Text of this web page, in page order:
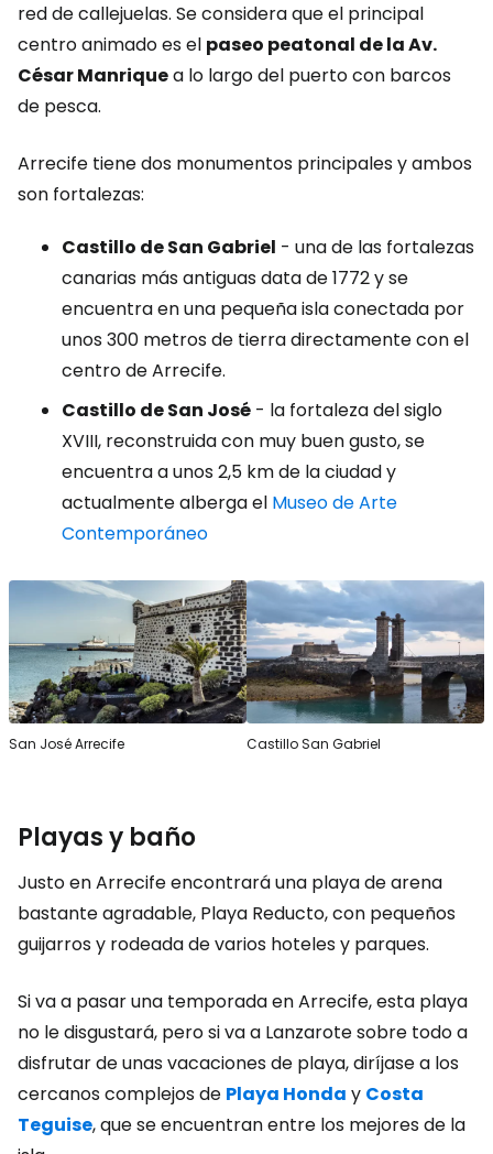
red de callejuelas. Se considera que el principal
centro animado es el paseo peatonal de la Av.
César Manriquea lo largo del puerto con barcos
de pesca.
Arrecife tiene dos monumentos principales y ambos
son fortalezas:
Castillo de San Gabriel - una de las fortalezas
canarias más antiguas data de 1772 y se
encuentra en una pequeña isla conectada por
unos 300 metros de tierra directamente con el
centro de Arrecife.
Castillo de San José - la fortaleza del siglo
XVIII, reconstruida con muy buen gusto, se
encuentra a unos 2,5 km de la ciudad y
actualmente alberga el Museo de Arte
Contemporáneo
San José Arrecife Castillo San Gabriel
Playas y baño
Justo en Arrecife encontrará una playa de arena
bastante agradable, Playa Reducto, con pequeños
guijarros y rodeada de varios hoteles y parques.
Si va a pasar una temporada en Arrecife, esta playa
no le disgustará, pero si va a Lanzarote sobre todo a
disfrutar de unas vacaciones de playa, diríjase a los
cercanos complejos de Playa Honda y Costa
Teguise, que se encuentran entre los mejores de la